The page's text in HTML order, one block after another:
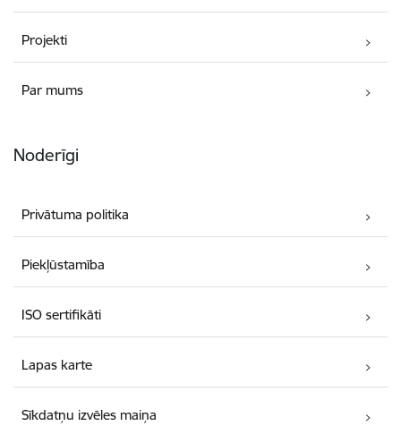
Projekti
Par mums
Noderīgi
Privātuma politika
Piekļūstamība
ISO sertifikāti
Lapas karte
Sīkdatņu izvēles maiņa